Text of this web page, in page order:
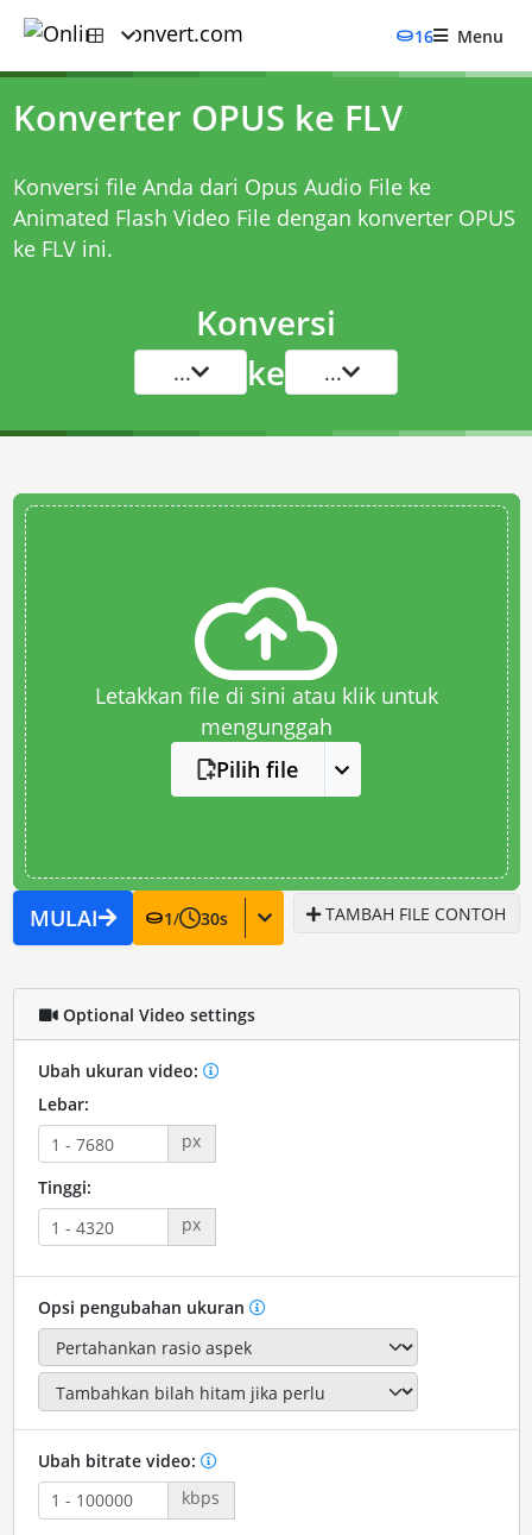
16 Menu
Konverter OPUS ke FLV
Konversi file Anda dari Opus Audio File ke
Animated Flash Video File dengan konverter OPUS
ke FLVini.
Konversi
... ke ...
Letakkan file di sini atau klik untuk
mengunggah
Pilih file
MULAI 1/ 30s TAMBAH FILE CONTOH
Optional Video settings
Ubah ukuran video:
Lebar:
px
Tinggi:
px
Opsi pengubahan ukuran
Ubah bitrate video:
kbps